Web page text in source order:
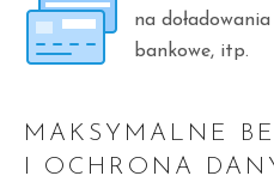
na
bankowe, itp.
MAKSYMALNE
I OCHRONA